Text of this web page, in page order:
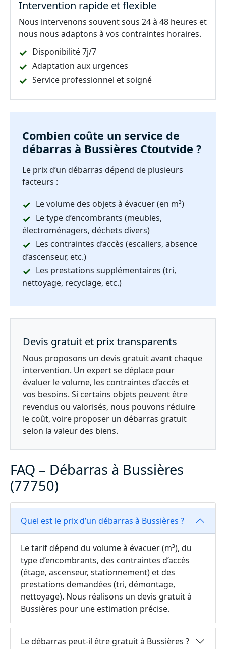
Intervention rapide et flexible
Nous intervenons souvent sous 24 à 48 heures et
nous nous adaptons à vos contraintes horaires.
Disponibilité 7j/7
Adaptation aux urgences
Service professionnel et soigné
Combien coûte un service de
débarras à Bussières Ctoutvide ?
Le prix d’un débarras dépend de plusieurs
facteurs :
Le volume des objets à évacuer (en m³)
Le type d’encombrants (meubles,
électroménagers, déchets divers)
Les contraintes d’accès (escaliers, absence
d’ascenseur, etc.)
Les prestations supplémentaires (tri,
nettoyage, recyclage, etc.)
Devis gratuit et prix transparents
Nous proposons un devis gratuit avant chaque
intervention. Un expert se déplace pour
évaluer le volume, les contraintes d’accès et
vos besoins. Si certains objets peuvent être
revendus ou valorisés, nous pouvons réduire
le coût, voire proposer un débarras gratuit
selon la valeur des biens.
FAQ – Débarras à Bussières
(77750)
Quel est le prix d’un débarras à Bussières ?
Le tarif dépend du volume à évacuer (m³), du
type d’encombrants, des contraintes d’accès
(étage, ascenseur, stationnement) et des
prestations demandées (tri, démontage,
nettoyage). Nous réalisons un devis gratuit à
Bussières pour une estimation précise.
Le débarras peut-il être gratuit à Bussières ?